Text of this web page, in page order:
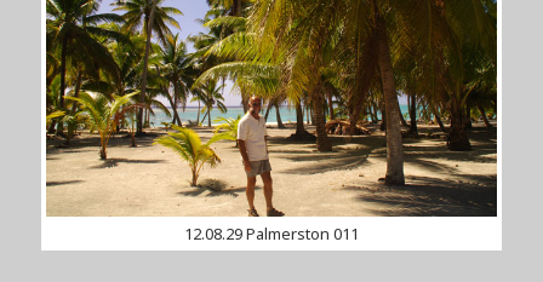
12.08.29 Palmerston 011